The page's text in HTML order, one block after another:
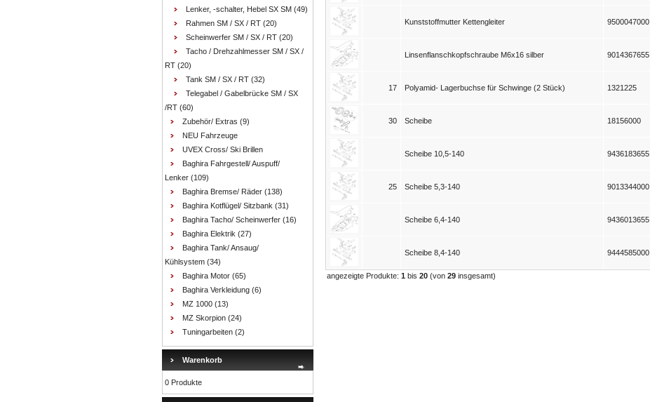
Lenker, -schalter, Hebel SX SM (49)
Rahmen SM / SX / RT (20)
Scheinwerfer SM / SX / RT (20)
Tacho / Drehzahlmesser SM / SX /
RT (20)
Tank SM / SX / RT (32)
Telegabel / Gabelbrücke SM / SX
/RT (60)
Zubehör/ Extras (9)
NEU Fahrzeuge
UVEX Cross/ Ski Brillen
Baghira Fahrgestell/ Auspuff/
Lenker (109)
Baghira Bremse/ Räder (138)
Baghira Kotflügel/ Sitzbank (31)
Baghira Tacho/ Scheinwerfer (16)
Baghira Elektrik (27)
Baghira Tank/ Ansaug/
Kühlsystem (34)
Baghira Motor (65)
Baghira Verkleidung (6)
MZ 1000 (13)
MZ Skorpion (24)
Tuningarbeiten (2)
Warenkorb
0 Produkte
Kunststoffmutter Kettengleiter 9500047000
Linsenflanschkopfschraube M6x16 silber 9014367655
17 Polyamid- Lagerbuchse für Schwinge (2 Stück) 1321225
30 Scheibe 18156000
Scheibe 10,5-140 9436183655
25 Scheibe 5,3-140 9013344000
Scheibe 6,4-140 9436013655
Scheibe 8,4-140 9444585000
angezeigte Produkte: 1 bis 20 (von 29 insgesamt)